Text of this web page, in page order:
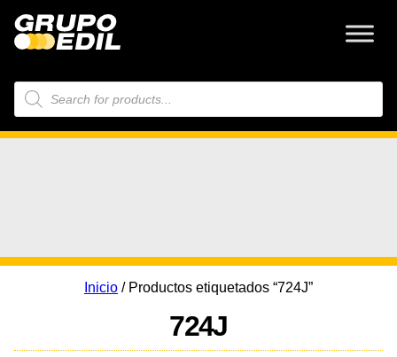
Búsqueda
de
productos
Inicio / Productos etiquetados “724J”
724J